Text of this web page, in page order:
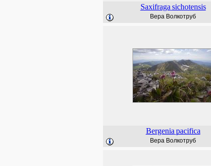
Saxifraga sichotensis
Вера Волкотруб
Bergenia pacifica
Вера Волкотруб